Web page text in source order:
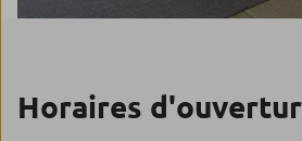
Horaires